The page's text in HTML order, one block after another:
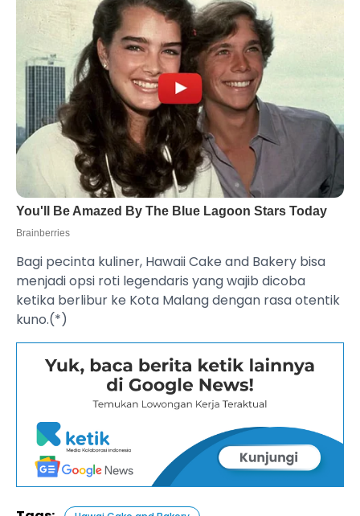
Bagi pecinta kuliner, Hawaii Cake and Bakery bisa
menjadi opsi roti legendaris yang wajib dicoba
ketika berlibur ke Kota Malang dengan rasa otentik
kuno.(*)